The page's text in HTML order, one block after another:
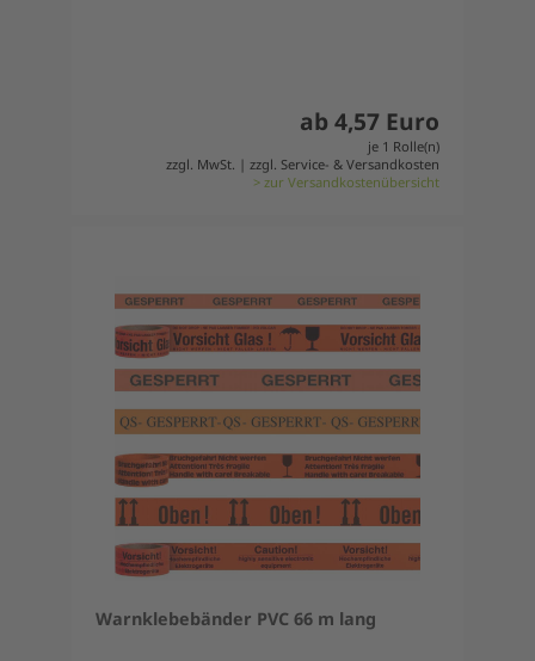
ab 4,57 Euro
je 1 Rolle(n)
zzgl. MwSt. | zzgl. Service- & Versandkosten
> zur Versandkostenübersicht
Warnklebebänder PVC 66 m lang